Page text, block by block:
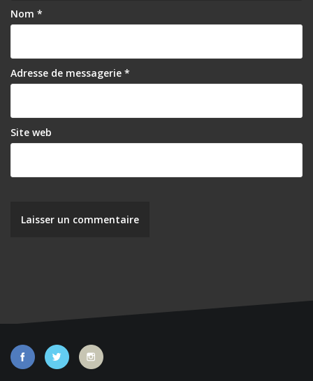
l
’
a
r
i
c
l
Nom *
Adresse de messagerie *
Site web